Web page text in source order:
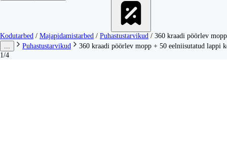
Kodutarbed / Majapidamistarbed / Puhastustarvikud / 360 kraadi pöörlev
...
Puhastustarvikud
360 kraadi pöörlev mopp + 50 eelniisutatud lappi
1/4